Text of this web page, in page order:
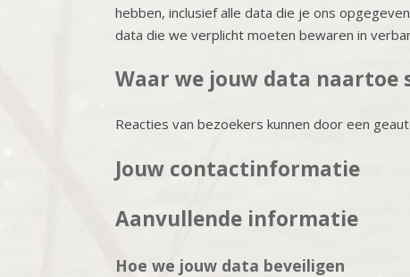
hebben, inclusief alle data die je ons
data die we verplicht moeten bewaren in
Waar we jouw data naartoe
Reacties van bezoekers kunnen door een
Jouw contactinformatie
Aanvullende informatie
Hoe we jouw data beveiligen